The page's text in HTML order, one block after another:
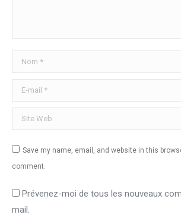
Nom *
E-mail *
Site Web
Save my name, email, and website in this
comment.
Prévenez-moi de tous les nouveaux
mail.